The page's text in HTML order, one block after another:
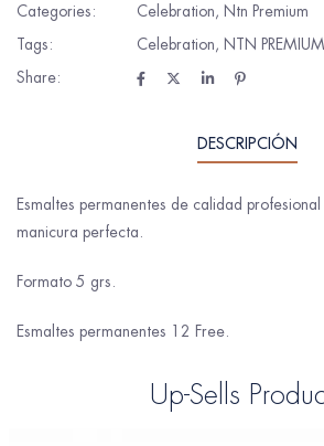
Categories: Celebration, Ntn Premium
Tags:
Celebration, NTN PREMIUM
Share:
DESCRIPCIÓN
Esmaltes permanentes de calidad
manicura perfecta.
Formato 5 grs.
Esmaltes permanentes 12 Free.
Up-Sells